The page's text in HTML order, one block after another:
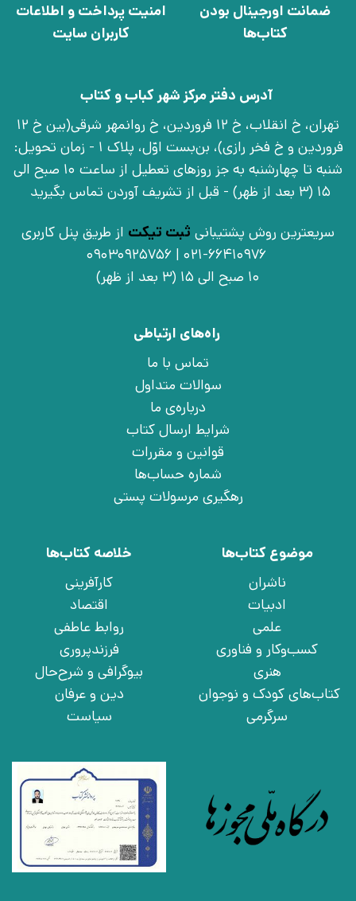
ضمانت اورجینال بودن
کتاب‌ها
امنیت پرداخت و اطلاعات
کاربران سایت
آدرس دفتر مرکز شهر کباب و کتاب
تهران، خ انقلاب، خ 12 فروردین، خ روانمهر شرقی(بین خ 12
فروردین و خ فخر رازی)، بن‌بست اوّل، پلاک 1 - زمان تحویل:
شنبه تا چهارشنبه به جز روزهای تعطیل از ساعت 10 صبح الی
15 (3 بعد از ظهر) - قبل از تشریف آوردن تماس بگیرید
سریعترین روش پشتیبانی ثبت تیکت از طریق پنل کاربری
021-66410976 | 09030925756
10 صبح الی 15 (3 بعد از ظهر)
راه‌های ارتباطی
تماس با ما
سوالات متداول
درباره‌ی ما
شرایط ارسال کتاب
قوانین و مقررات
شماره حساب‌ها
رهگیری مرسولات پستی
موضوع کتاب‌ها
ناشران
ادبیات
علمی
کسب‌وکار و فناوری
هنری
کتاب‌های کودک و نوجوان
سرگرمی
خلاصه کتاب‌ها
کارآفرینی
اقتصاد
روابط عاطفی
فرزندپروری
بیوگرافی و شرح‌حال
دین و عرفان
سیاست